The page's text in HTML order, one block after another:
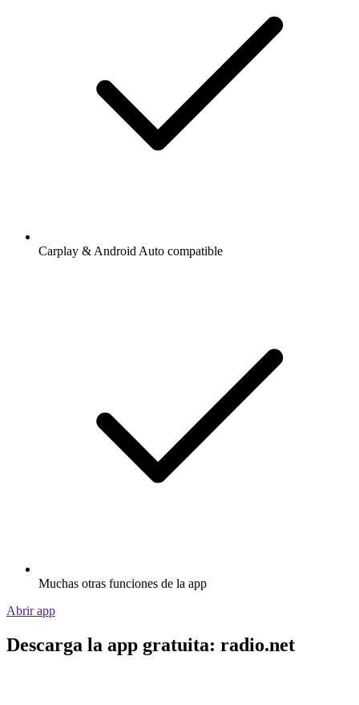
Carplay & Android Auto compatible
Muchas otras funciones de la app
Abrir app
Descarga la app gratuita: radio.net